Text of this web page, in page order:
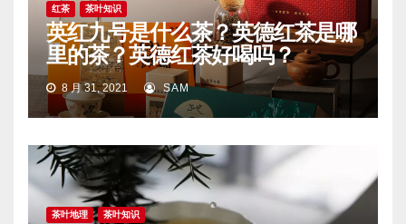
红茶 茶叶知识
英红九号是什么茶？英德红茶是哪
里的茶？英德红茶好喝吗？
8 月 31, 2021 SAM
茶叶地理 茶叶知识